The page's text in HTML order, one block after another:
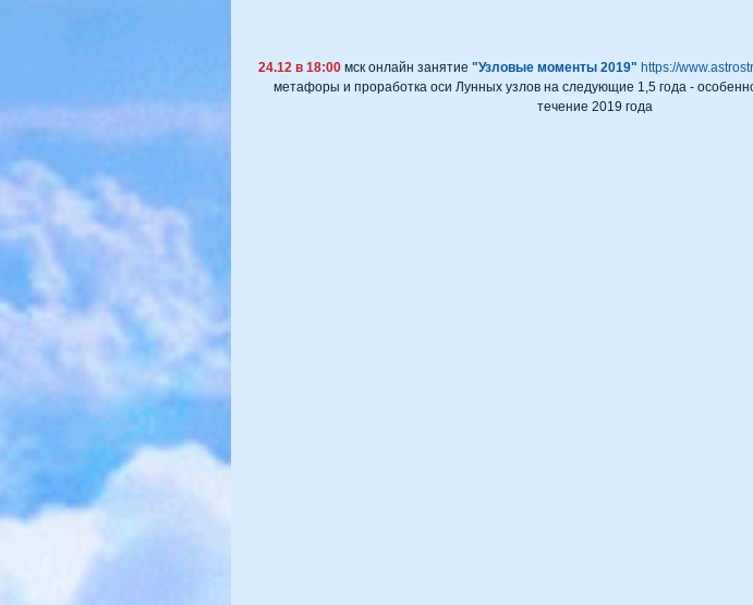
24.12 в 18:00 мск онлайн занятие "Узловые моменты 2019" https://
метафоры и проработка оси Лунных узлов на следующие 1,5 года -
течение 2019 года